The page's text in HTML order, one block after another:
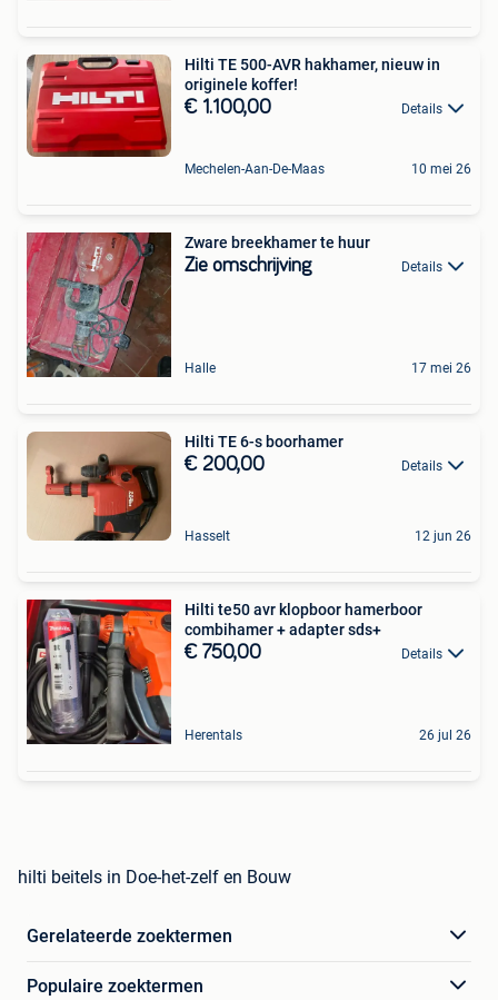
Hilti TE 500-AVR hakhamer, nieuw in
originele koffer!
€ 1.100,00 Details
Mechelen-Aan-De-Maas 10 mei 26
Zware breekhamer te huur
Zie omschrijving Details
Halle 17 mei 26
Hilti TE 6-s boorhamer
€ 200,00 Details
Hasselt 12 jun 26
Hilti te50 avr klopboor hamerboor
combihamer + adapter sds+
€ 750,00 Details
Herentals 26 jul 26
hilti beitels in Doe-het-zelf en Bouw
Gerelateerde zoektermen
Populaire zoektermen